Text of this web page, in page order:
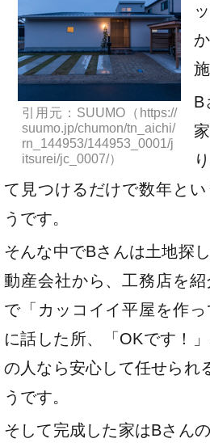
引用元：SUUMO（https://
suumo.jp/chumon/tn_aichi/
rn_144953/144953_0001/j
itsurei/jc_0007/）
B
て見つけるだけで数年と
うです。
そんな中でBさんは土地探
動産会社から、工務店を
で「カッコイイ平屋を作
に話した所、「OKです！
の人なら安心して任せられ
うです。
そして完成した家はBさん